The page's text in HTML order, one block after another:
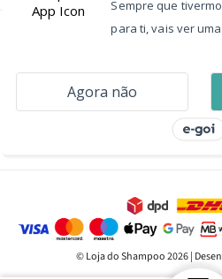
© Loja do Shampoo 2026 |